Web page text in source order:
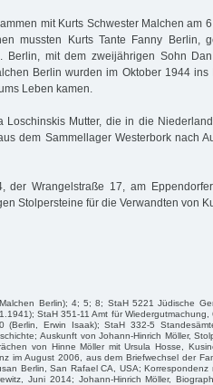
mit Kurts Schwester Malchen am
mussten Kurts Tante Fanny Berlin,
Berlin, mit dem zweijährigen Sohn
Berlin wurden im Oktober 1944 ins
Leben kamen.
Loschinskis Mutter, die in die
dem Sammellager Westerbork nach
der Wrangelstraße 17, am
Stolpersteine für die Verwandten von
Berlin); 4; 5; 8; StaH 5221 Jüdische
StaH 351-11 Amt für
(Berlin, Erwin Isaak); StaH 332-5
Auskunft von Johann-Hinrich Möller,
von Hinne Möller mit Ursula Hosse,
im August 2006, aus dem Briefwechsel der
Berlin, San Rafael CA, USA; Korrespondenz
Juni 2014; Johann-Hinrich Möller,